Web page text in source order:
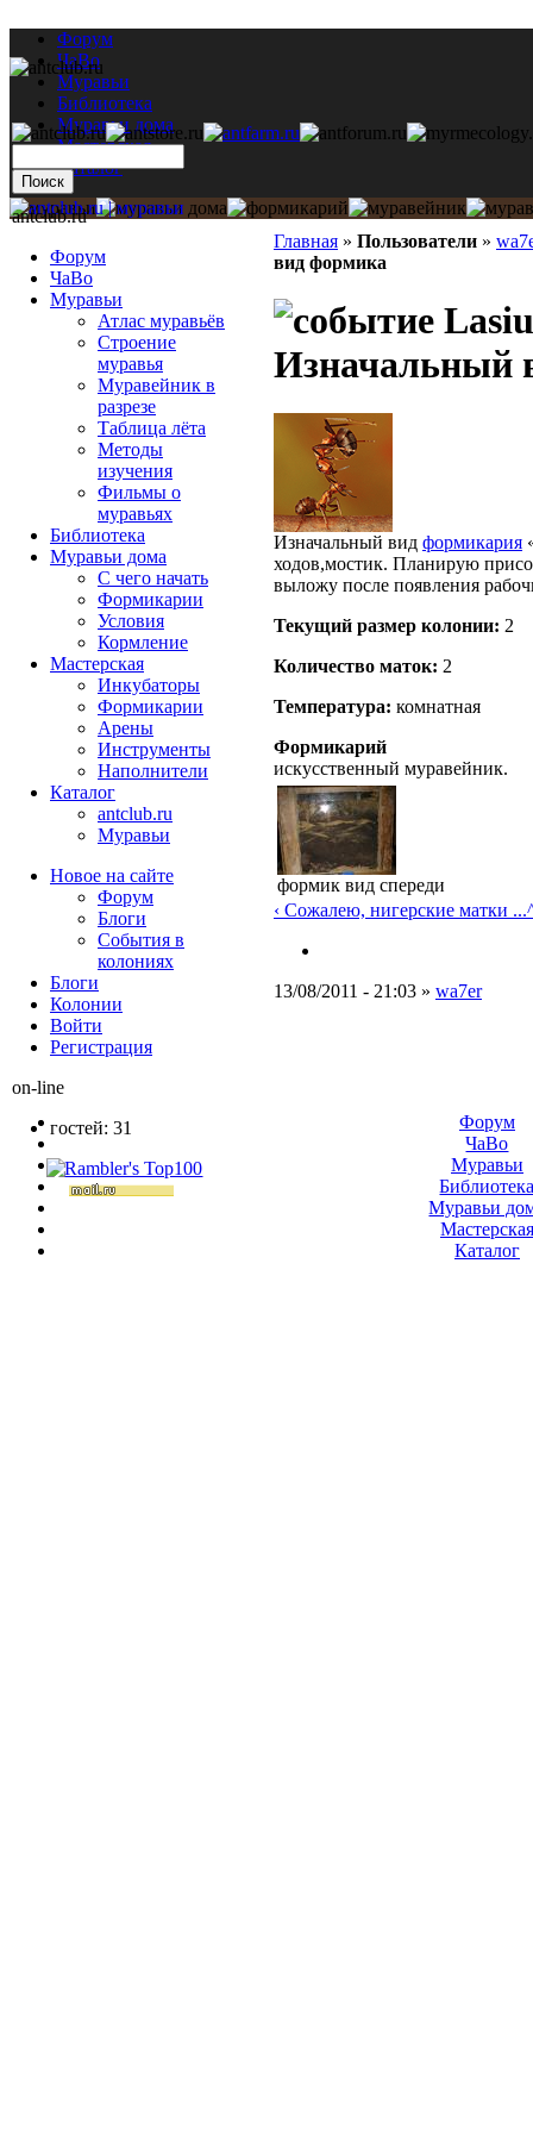
Форум
ЧаВо
Муравьи
Библиотека
Муравьи дома
Мастерская
Каталог
Главная » Пользователи »
вид формика
Изначальный
Изначальный вид формикария
ходов,мостик. Планирую
выложу после появления
Текущий размер кoлонии: 2
Количество маток: 2
Температура: комнатная
Формикарий
искусственный муравейник.
формик вид спереди
‹ Сожалею, нигерские матки ...
13/08/2011 - 21:03 » wa7er
antclub.ru
Форум
ЧаВо
Муравьи
Атлас муравьёв
Строение
муравья
Муравейник в
разрезе
Таблица лёта
Методы
изучения
Фильмы о
муравьях
Библиотека
Муравьи дома
С чего начать
Формикарии
Условия
Кормление
Мастерская
Инкубаторы
Формикарии
Арены
Инструменты
Наполнители
Каталог
antclub.ru
Муравьи
Новое на сайте
Форум
Блоги
События в
колониях
Блоги
Колонии
Войти
Peгиcтpaция
on-line
гостей: 31
Форум
ЧаВо
Муравьи
Муравьи
Мастерская
Каталог